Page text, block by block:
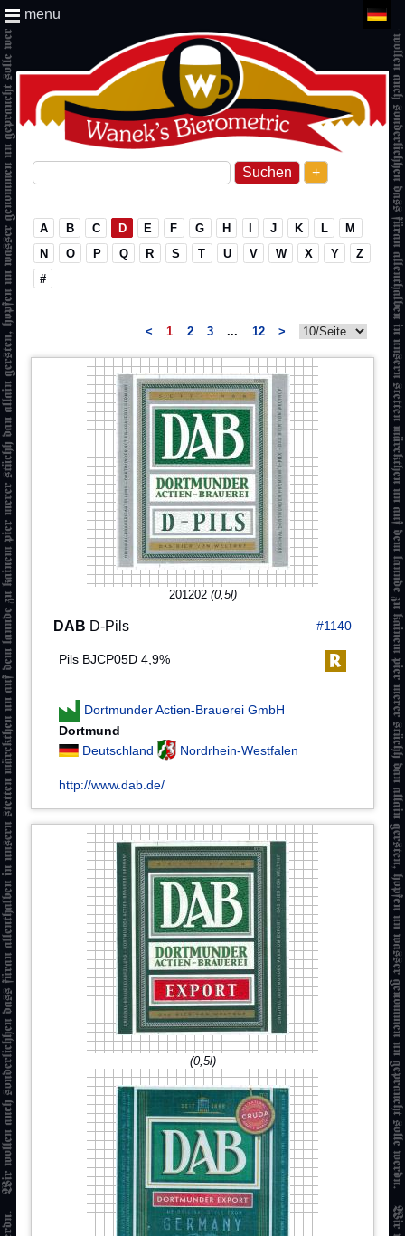
+
menu
A B C D E F G H I J K L
M
N
O P Q R S T U V W X Y
Z
#
< 1 2 3 ... 12 >
201202 (0,5l)
DAB D-Pils #1140
Pils BJCP05D 4,9%
Dortmunder Actien-Brauerei GmbH
Dortmund
Deutschland
Nordrhein-Westfalen
http://www.dab.de/
(0,5l)